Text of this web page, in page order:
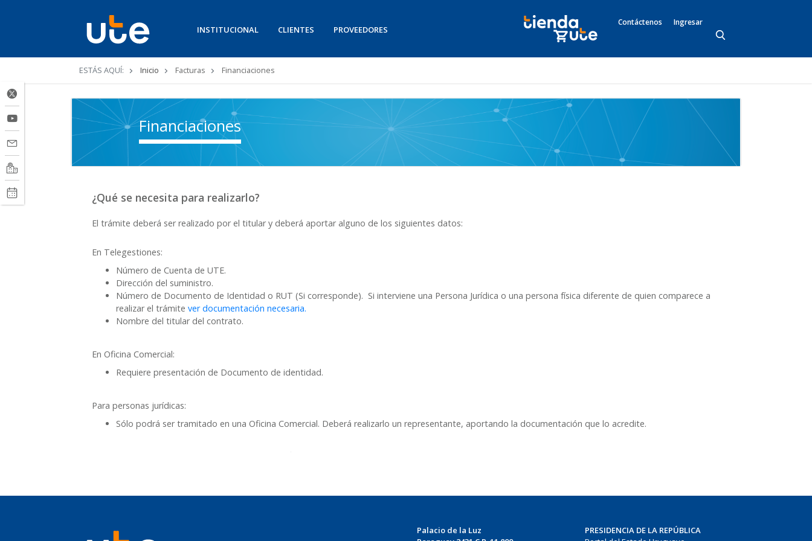
INSTITUCIONAL CLIENTES PROVEEDORES
Contáctenos Ingresar
Ruta
de
navegación
ESTÁS AQUÍ: Inicio Facturas Financiaciones
Financiaciones
¿Qué se necesita para realizarlo?
El trámite deberá ser realizado por el titular y deberá aportar alguno de los siguientes datos:
En Telegestiones:
Número de Cuenta de UTE.
Dirección del suministro.
Número de Documento de Identidad o RUT (Si corresponde). Si interviene una Persona Jurídica o una persona física diferente de quien comparece a
realizar el trámite ver documentación necesaria.
Nombre del titular del contrato.
En Oficina Comercial:
Requiere presentación de Documento de identidad.
Para personas jurídicas:
Sólo podrá ser tramitado en una Oficina Comercial. Deberá realizarlo un representante, aportando la documentación que lo acredite.
Palacio de la Luz
PRESIDENCIA DE LA REPÚBLICA